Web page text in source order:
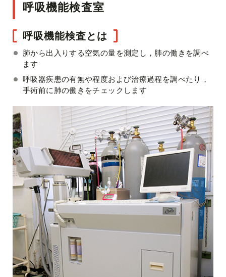
呼吸機能検査室
呼吸機能検査とは
肺から出入りする空気の量を測定し，肺の働きを調べ
ます
呼吸器疾患の有無や程度および治療過程を調べたり，
手術前に肺の働きをチェックします